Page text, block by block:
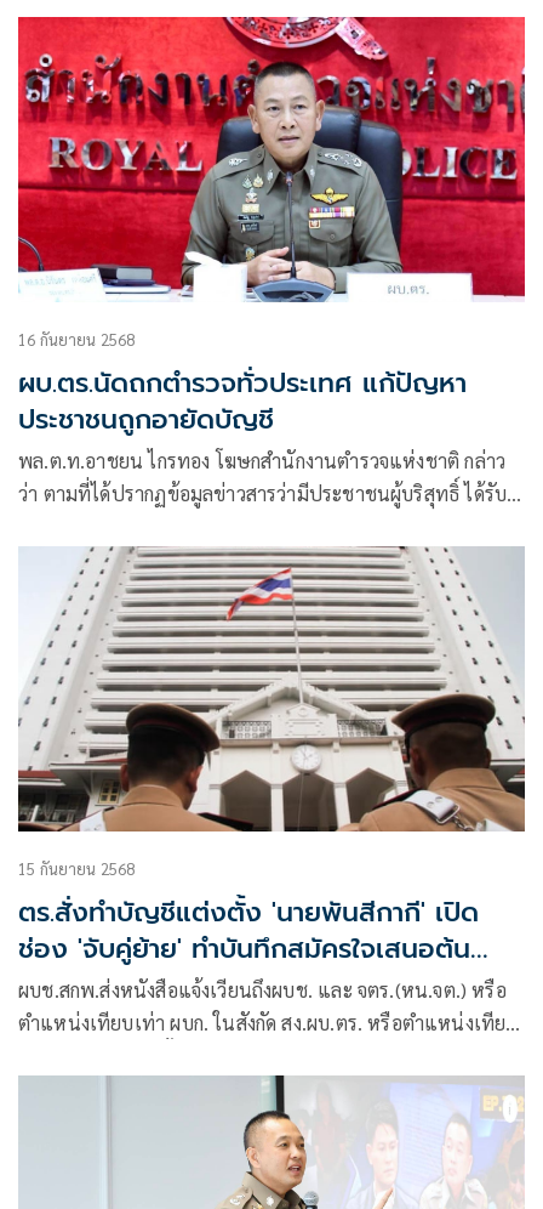
กับอาชญากรรมทางเทคโนโลยี โดยเรียกร้องให้หน่วยงานต่าง ๆ
ช่วยเหลือหรือแก้ไขปัญหาความเดือดร้อนที่เกิดขึ้น
16 กันยายน 2568
ผบ.ตร.นัดถกตำรวจทั่วประเทศ แก้ปัญหา
ประชาชนถูกอายัดบัญชี
พล.ต.ท.อาชยน ไกรทอง โฆษกสำนักงานตำรวจแห่งชาติ กล่าว
ว่า ตามที่ได้ปรากฏข้อมูลข่าวสารว่ามีประชาชนผู้บริสุทธิ์ ได้รับ
15 กันยายน 2568
ตร.สั่งทำบัญชีแต่งตั้ง 'นายพันสีกากี' เปิด
ช่อง 'จับคู่ย้าย' ทำบันทึกสมัครใจเสนอต้น
สังกัด
ผบช.สกพ.ส่งหนังสือแจ้งเวียนถึงผบช. และ จตร.(หน.จต.) หรือ
ตำแหน่งเทียบเท่า ผบก. ในสังกัด สง.ผบ.ตร. หรือตำแหน่งเทียบ